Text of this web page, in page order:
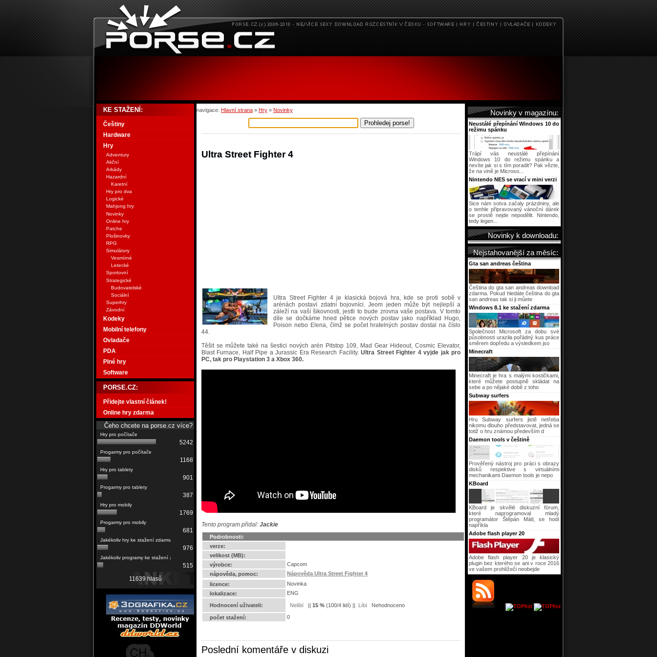
navigace: Hlavní strana » Hry » Novinky
Ultra Street Fighter 4
Ultra Street Fighter 4 je klasická bojová hra, kde se proti sobě v
arénách postaví zdatní bojovníci. Jeom jeden může být nejlepší a
záleží na vaší šikovnosti, jestli to bude zrovna vaše postava. V tomto
díle se dočkáme hned pětice nových postav jako například Hugo,
Poison nebo Elena, čímž se počet hratelných postav dostal na číslo
44.
Těšit se můžete také na šestici nových arén Pitstop 109, Mad Gear Hideout, Cosmic Elevator,
Blast Furnace, Half Pipe a Jurassic Era Research Facility.Ultra Street Fighter 4 vyjde jak pro
PC, tak pro Playstation 3 a Xbox 360.
Tento program přidal: Jackie
Podrobnosti:
verze:
velikost (MB):
výrobce:
Capcom
nápověda, pomoc:
Nápověda Ultra Street Fighter 4
licence:
Novinka
lokalizace:
ENG
Hodnocení uživateli: || 15 % (100/4 lidí) || Nehodnoceno
počet stažení: 0
Poslední komentáře v diskuzi
KE STAŽENÍ:
Češtiny
Hardware
Hry
Adventury
Akční
Arkády
Hazardní
Karetní
Hry pro dva
Logické
Mahjong hry
Novinky
Online hry
Patche
Plošinovky
RPG
Simulátory
Vesmírné
Letecké
Sportovní
Strategické
Budovatelské
Sociální
Superhry
Závodní
Kodeky
Mobilní telefony
Ovladače
PDA
Plné hry
Software
PORSE.CZ:
Přidejte vlastní článek!
Online hry zdarma
Čeho chcete na porse.cz více?
5242
1168
901
387
1769
681
976
515
11639 hlasů
Novinky v magazínu:
Neustálé přepínání Windows 10 do
režimu spánku
Trápí vás neustálé přepínání
Windows 10 do režimu spánku a
nevíte jak si s tím poradit? Pak vězte,
že na vině je Microso...
Nintendo NES se vrací v mini verzi
Sice nám sotva začaly prázdniny, ale
o tenhle připravovaný vánoční dárek
se prostě nejde nepodělit. Nintendo,
tedy legen...
Novinky k downloadu:
Nejstahovanější za měsíc:
Gta san andreas čeština
Čeština do gta san andreas download
zdarma. Pokud hledáte čeština do gta
san andreas tak si ji můete
Windows 8.1 ke stažení zdarma
Společnost Microsoft za dobu své
působnosti urazila pořádný kus práce
směrem dopředu a výsledkem jso
Minecraft
Minecraft je hra s malými kostičkami,
které můžete postupně skládat na
sebe a po nějaké době z toho
Subway surfers
Hru Subway surfers jistě netřeba
nikomu dlouho představovat, jedná se
totiž o hru známou především d
Daemon tools v češtině
Prověřený nástroj pro práci s obrazy
disků respektive s virtuálními
mechanikami Daemon tools je nepo
KBoard
KBoard je skvělé diskuzní fórum,
které naprogramoval mladý
programátor Štěpán Mátl, se hodí
napříkla
Adobe flash player 20
Adobe flash player 20 je klasický
plugin bez kterého se ani v roce 2016
ve vašem prohlížeči neobejde